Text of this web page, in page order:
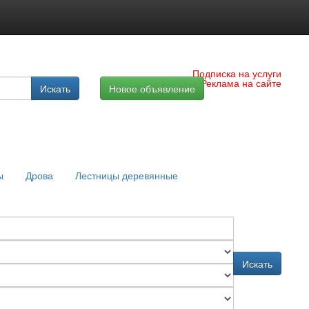
Подписка на услуги
Реклама на сайте
Искать Новое объявление
Дрова Лестницы деревянные
Искать